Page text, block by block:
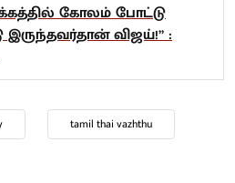
கோலம் போட்டு
விஜய்!” :
tamil thai vazhthu